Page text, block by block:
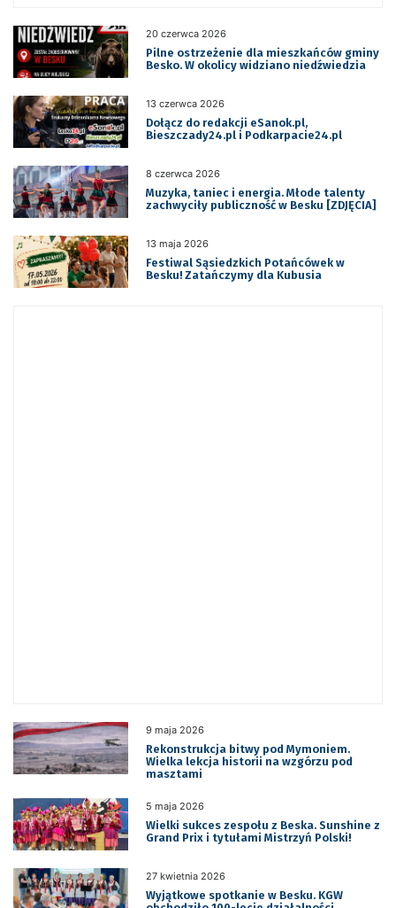
20 czerwca 2026
Pilne ostrzeżenie dla mieszkańców gminy
Besko. W okolicy widziano niedźwiedzia
13 czerwca 2026
Dołącz do redakcji eSanok.pl,
Bieszczady24.pl i Podkarpacie24.pl
8 czerwca 2026
Muzyka, taniec i energia. Młode talenty
zachwyciły publiczność w Besku [ZDJĘCIA]
13 maja 2026
Festiwal Sąsiedzkich Potańcówek w
Besku! Zatańczymy dla Kubusia
9 maja 2026
Rekonstrukcja bitwy pod Mymoniem.
Wielka lekcja historii na wzgórzu pod
masztami
5 maja 2026
Wielki sukces zespołu z Beska. Sunshine z
Grand Prix i tytułami Mistrzyń Polski!
27 kwietnia 2026
Wyjątkowe spotkanie w Besku. KGW